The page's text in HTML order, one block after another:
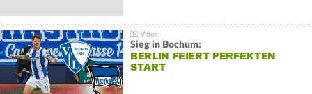
Sieg in Bochum:
BERLIN FEIERT PERFEKTEN
START